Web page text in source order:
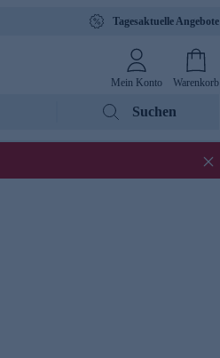
Tagesaktuelle Angebote
Mein Konto Warenkorb
Suchen